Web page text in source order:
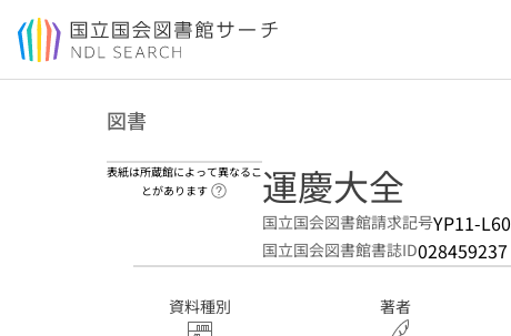
本文へ移動
図書
表紙は所蔵館によって異なるこ
とがあります
ヘルプページへのリンク
運慶大全
国立国会図書館請求記号YP11-L60
国立国会図書館書誌ID028459237
資料種別 著者